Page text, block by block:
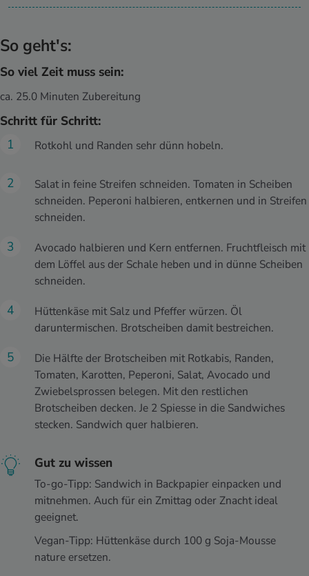
So geht's:
So viel Zeit muss sein:
ca. 25.0 Minuten Zubereitung
Schritt für Schritt:
Rotkohl und Randen sehr dünn hobeln.
Salat in feine Streifen schneiden. Tomaten in Scheiben
schneiden. Peperoni halbieren, entkernen und in Streifen
schneiden.
Avocado halbieren und Kern entfernen. Fruchtfleisch mit
dem Löffel aus der Schale heben und in dünne Scheiben
schneiden.
Hüttenkäse mit Salz und Pfeffer würzen. Öl
daruntermischen. Brotscheiben damit bestreichen.
Die Hälfte der Brotscheiben mit Rotkabis, Randen,
Tomaten, Karotten, Peperoni, Salat, Avocado und
Zwiebelsprossen belegen. Mit den restlichen
Brotscheiben decken. Je 2 Spiesse in die Sandwiches
stecken. Sandwich quer halbieren.
Gut zu wissen
To-go-Tipp: Sandwich in Backpapier einpacken und
mitnehmen. Auch für ein Zmittag oder Znacht ideal
geeignet.
Vegan-Tipp: Hüttenkäse durch 100 g Soja-Mousse
nature ersetzen.